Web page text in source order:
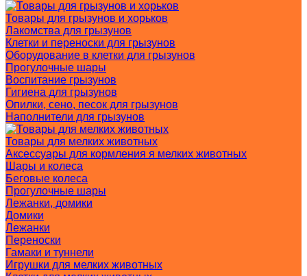
Товары для грызунов и хорьков
Лакомства для грызунов
Клетки и переноски для грызунов
Оборудование в клетки для грызунов
Прогулочные шары
Воспитание грызунов
Гигиена для грызунов
Опилки, сено, песок для грызунов
Наполнители для грызунов
Товары для мелких животных
Аксессуары для кормления я мелких животных
Шары и колеса
Беговые колеса
Прогулочные шары
Лежанки, домики
Домики
Лежанки
Переноски
Гамаки и туннели
Игрушки для мелких животных